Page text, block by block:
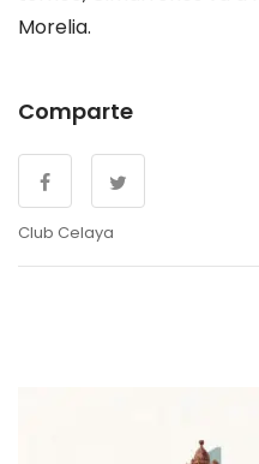
Morelia.
Comparte
Club Celaya